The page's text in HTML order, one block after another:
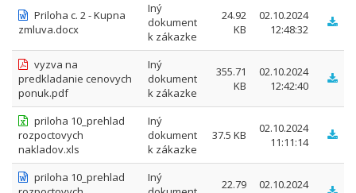
Priloha c. 2 - Kupna
zmluva.docx
Iný
dokument
k zákazke
24.92
KB
02.10.2024
12:48:32
vyzva na
predkladanie cenovych
ponuk.pdf
Iný
dokument
k zákazke
355.71
KB
02.10.2024
12:42:40
priloha 10_prehlad
rozpoctovych
nakladov.xls
Iný
dokument
k zákazke
37.5 KB
02.10.2024
11:11:14
priloha 10_prehlad
Iný
22.79
02.10.2024